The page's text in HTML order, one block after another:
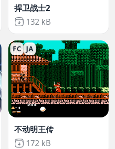
捍卫战士2
Not downloaded
132 kB
FC JA
不动明王传
Not downloaded
172 kB